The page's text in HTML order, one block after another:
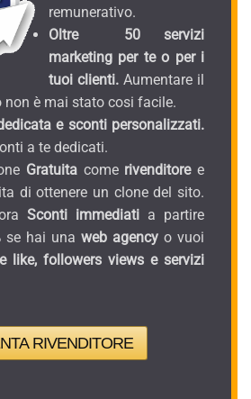
remunerativo.
Oltre 50 servizi
marketing per te o per i
tuoi clienti. Aumentare il
è mai stato cosi facile.
e sconti personalizzati.
a te dedicati.
Gratuitacomerivenditoree
di ottenere un clone del sito.
Sconti immediati a partire
se hai una web agency o vuoi
like, followers views e servizi
RIVENDITORE